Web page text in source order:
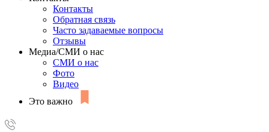
Контакты
Обратная связь
Часто задаваемые вопросы
Отзывы
Медиа/СМИ о нас
СМИ о нас
Фото
Видео
Это важно